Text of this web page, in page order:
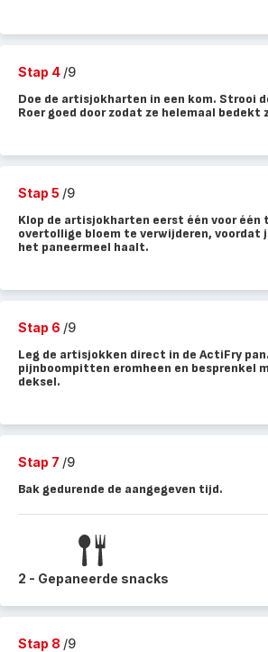
Stap 4 /9
Doe de artisjokharten in een kom. Strooi
Roer goed door zodat ze helemaal bedekt
Stap 5 /9
Klop de artisjokharten eerst één voor één
overtollige bloem te verwijderen, voordat
het paneermeel haalt.
Stap 6 /9
Leg de artisjokken direct in de ActiFry
pijnboompitten eromheen en besprenkel
deksel.
Stap 7 /9
Bak gedurende de aangegeven tijd.
2 - Gepaneerde snacks
Stap 8 /9